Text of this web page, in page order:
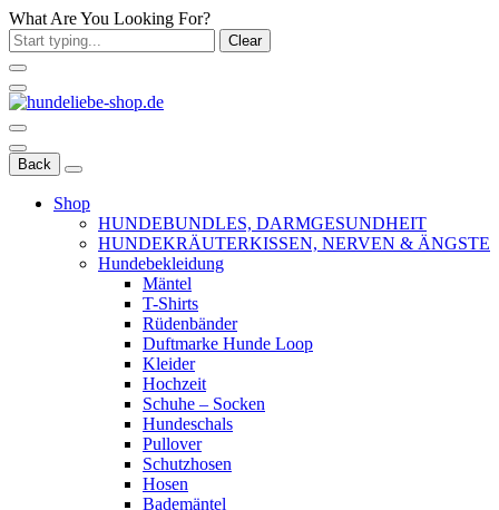
What Are You Looking For?
Clear
Back
Shop
HUNDEBUNDLES, DARMGESUNDHEIT
HUNDEKRÄUTERKISSEN, NERVEN & ÄNGSTE
Hundebekleidung
Mäntel
T-Shirts
Rüdenbänder
Duftmarke Hunde Loop
Kleider
Hochzeit
Schuhe – Socken
Hundeschals
Pullover
Schutzhosen
Hosen
Bademäntel